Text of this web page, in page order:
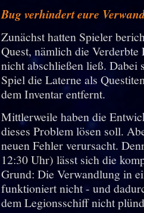
Bug verhindert eure
Zunächst hatten Spieler
Quest, nämlich die
nicht abschließen ließ. Dabei
Spiel die Laterne als
dem Inventar entfernt.
Mittlerweile haben die
dieses Problem lösen soll.
neuen Fehler verursacht.
12:30 Uhr) lässt sich die
Grund: Die Verwandlung in
funktioniert nicht - und
dem Legionsschiff nicht